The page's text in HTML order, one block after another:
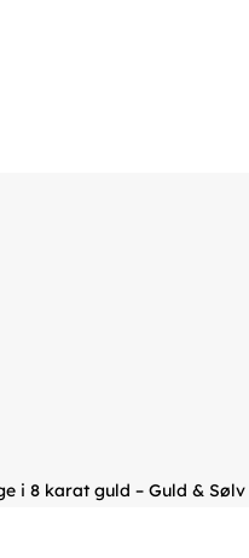
i 8 karat guld – Guld & Sølv